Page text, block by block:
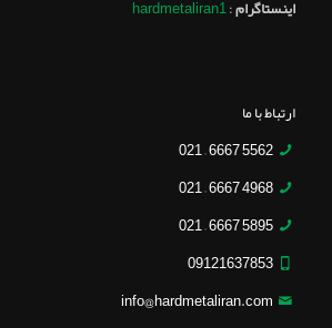
اینستاگرام:
hardmetaliran1
ارتباط با ما
5562 6667 – 021
4968 6667 – 021
5895 6667 – 021
09121637853
info@hardmetaliran.com